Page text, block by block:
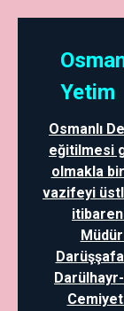
Yetim
Osmanlı
eğitilmesi
olmakla
vazifeyi
itibaren